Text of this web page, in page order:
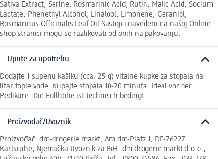
Sativa Extract, Serine, Rosmarinic Acid, Rutin, Malic Acid, Sodium
Lactate, Phenethyl Alcohol, Linalool, Limonene, Geraniol,
Rosmarinus Officinalis Leaf Oil Sastojci navedeni na našoj Online
shop stranici mogu se razlikovati od onih na pakovanju.
Upute za upotrebu
Dodajte 1 supenu kašiku (cca. 25 g) vitalne kupke za stopala na
litar tople vode. Kupajte stopala 10-20 minuta. Ideal vor der
Pediküre. Die Füllhöhe ist technisch bedingt.
Proizvođač/Uvoznik
Proizvođač: dm-drogerie markt, Am dm-Platz 1, DE-76227
Karlsruhe, Njemačka Uvoznik za BiH: dm drogerie markt d.o.o.,